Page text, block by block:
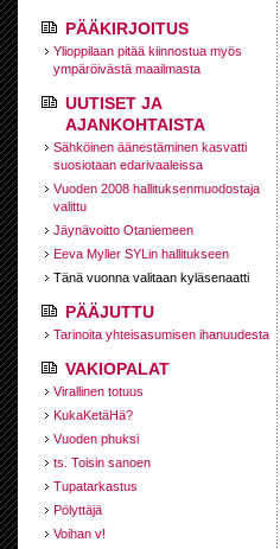
PÄÄKIRJOITUS
Ylioppilaan pitää kiinnostua myös
ympäröivästä maailmasta
UUTISET JA
AJANKOHTAISTA
Sähköinen äänestäminen kasvatti
suosiotaan edarivaaleissa
Vuoden 2008 hallituksen­muodostaja
valittu
Jäynävoitto Otaniemeen
Eeva Myller SYLin hallitukseen
Tänä vuonna valitaan kyläsenaatti
PÄÄJUTTU
Tarinoita yhteisasumisen ihanuudesta
VAKIOPALAT
Virallinen totuus
KukaKetäHä?
Vuoden phuksi
ts. Toisin sanoen
Tupatarkastus
Pölyttäjä
Voihan v!